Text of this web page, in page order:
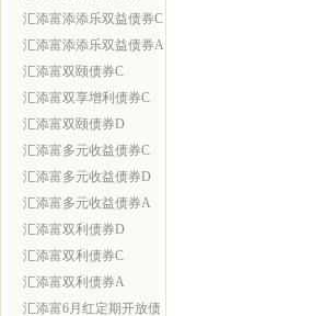
汇添富添添乐双益债券C
汇添富添添乐双益债券A
汇添富双颐债券C
汇添富双享增利债券C
汇添富双颐债券D
汇添富多元收益债券C
汇添富多元收益债券D
汇添富多元收益债券A
汇添富双利债券D
汇添富双利债券C
汇添富双利债券A
汇添富6月红定期开放债